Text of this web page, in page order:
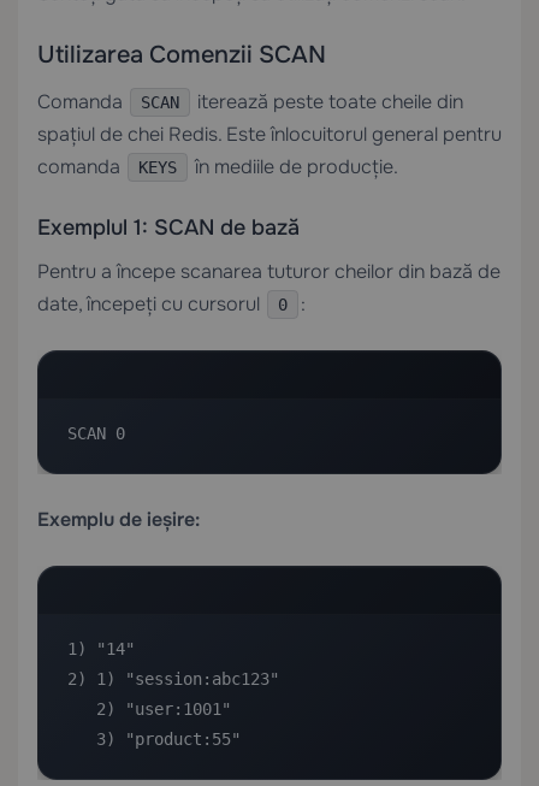
Utilizarea Comenzii SCAN
Comanda SCAN
iterează peste toate cheile din
spațiul de chei Redis. Este înlocuitorul general pentru
comanda
KEYS în mediile de producție.
Exemplul 1: SCAN de bază
Pentru a începe scanarea tuturor cheilor din bază de
date, începeți cu cursorul
0 :
SCAN 0
Exemplu de ieșire:
1) "14"
2) 1) "session:abc123"
   3) "product:55"